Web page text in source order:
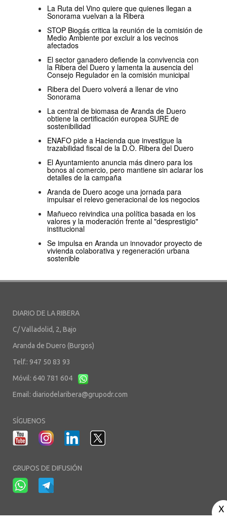
La Ruta del Vino quiere que quienes llegan a
Sonorama vuelvan a la Ribera
STOP Biogás critica la reunión de la comisión de
Medio Ambiente por excluir a los vecinos
afectados
El sector ganadero defiende la convivencia con
la Ribera del Duero y lamenta la ausencia del
Consejo Regulador en la comisión municipal
Ribera del Duero volverá a llenar de vino
Sonorama
La central de biomasa de Aranda de Duero
obtiene la certificación europea SURE de
sostenibilidad
ENAFO pide a Hacienda que investigue la
trazabilidad fiscal de la D.O. Ribera del Duero
El Ayuntamiento anuncia más dinero para los
bonos al comercio, pero mantiene sin aclarar los
detalles de la campaña
Aranda de Duero acoge una jornada para
impulsar el relevo generacional de los negocios
Mañueco reivindica una política basada en los
valores y la moderación frente al "desprestigio"
institucional
Se impulsa en Aranda un innovador proyecto de
vivienda colaborativa y regeneración urbana
sostenible
DIARIO DE LA RIBERA
C/ Valladolid, 2, Bajo
Aranda de Duero (Burgos)
Telf.: 947 50 83 93
Móvil: 640 781 604
Email: diariodelaribera@grupodr.com
SÍGUENOS
GRUPOS DE DIFUSIÓN